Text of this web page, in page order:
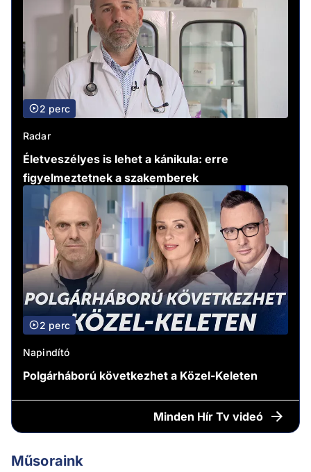
2 perc
Radar
Életveszélyes is lehet a kánikula: erre
figyelmeztetnek a szakemberek
2 perc
Napindító
Polgárháború következhet a Közel-Keleten
Minden Hír Tv videó
Műsoraink